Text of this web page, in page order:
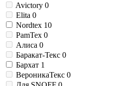
Avictory 0
Elita 0
Nordtex 10
PamTex 0
Алиса 0
Баракат-Текс 0
Бархат 1
ВероникаТекс 0